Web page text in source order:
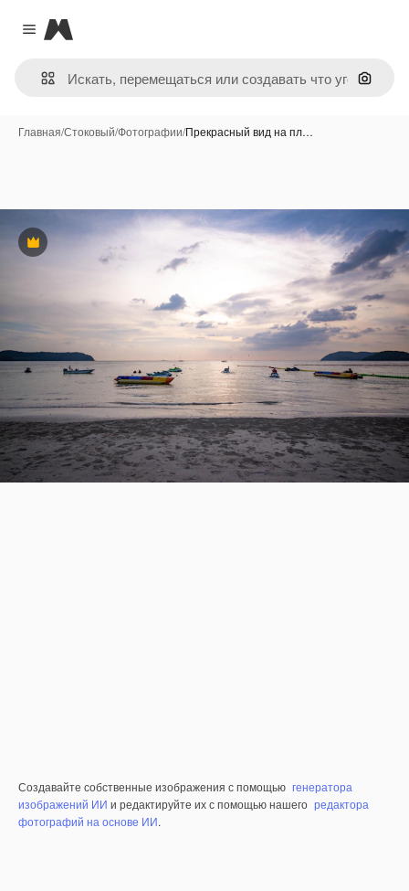
Close menu
Magnific
Поиск
Главная/Стоковый/Фотографии/Прекрасный вид на пл…
Премиум
Создавайте собственные изображения с помощью генератора
изображений ИИ и редактируйте их с помощью нашего редактора
фотографий на основе ИИ.